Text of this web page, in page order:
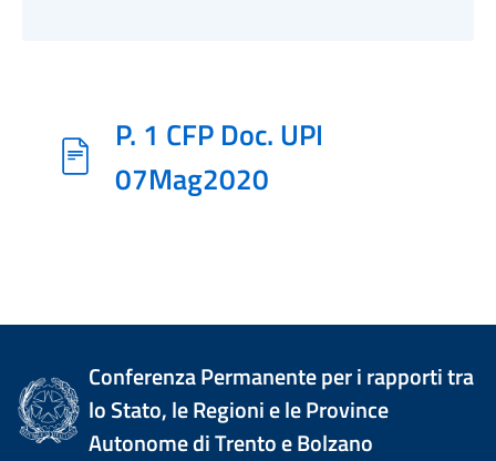
P. 1 CFP Doc. UPI
07Mag2020
Conferenza Permanente per i rapporti tra
lo Stato, le Regioni e le Province
Autonome di Trento e Bolzano